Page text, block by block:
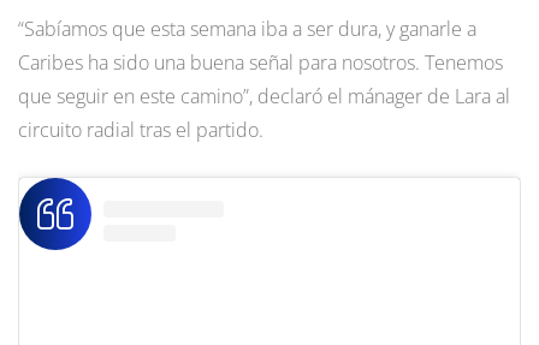
“Sabíamos que esta semana iba a ser dura, y ganarle a
Caribes ha sido una buena señal para nosotros. Tenemos
que seguir en este camino”, declaró el mánager de Lara al
circuito radial tras el partido.